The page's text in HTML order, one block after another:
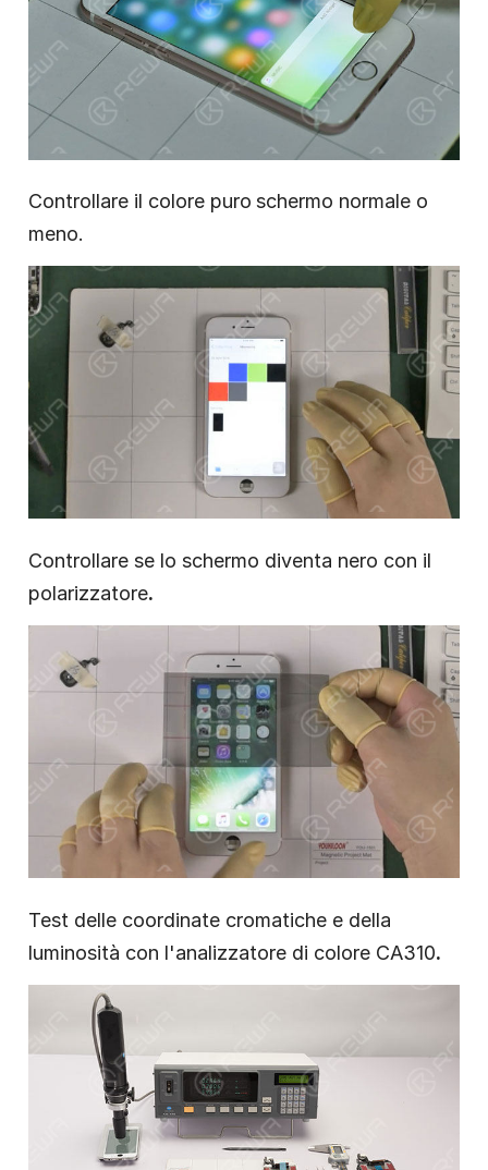
Controllare il colore puro schermo normale o
meno.
Controllare se lo schermo diventa nero con il
polarizzatore.
Test delle coordinate cromatiche e della
luminosità con l'analizzatore di colore CA310.